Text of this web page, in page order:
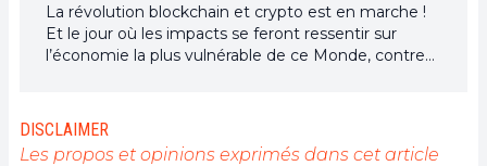
La révolution blockchain et crypto est en marche !
Et le jour où les impacts se feront ressentir sur
l’économie la plus vulnérable de ce Monde, contre
DISCLAIMER
Les propos et opinions exprimés dans cet article